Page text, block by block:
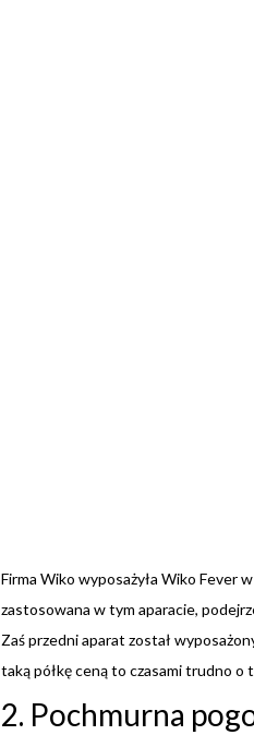
Firma Wiko wyposażyła Wiko Fever
zastosowana w tym aparacie,
Zaś przedni aparat został
taką półkę ceną to czasami trudno o
2. Pochmurna